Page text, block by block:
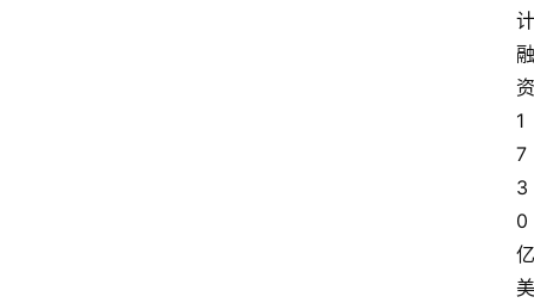
计
融
资
1
7
3
0
亿
美